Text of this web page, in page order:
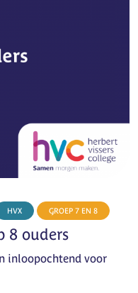
HVX GROEP 7 EN 8
8 ouders
inloopochtend voor